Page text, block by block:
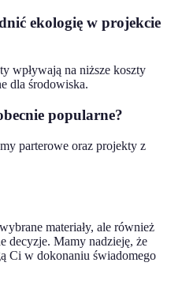
ekologię w projekcie
wpływają na niższe koszty
dla środowiska.
popularne?
parterowe oraz projekty z
materiały, ale również
decyzje. Mamy nadzieję, że
Ci w dokonaniu świadomego